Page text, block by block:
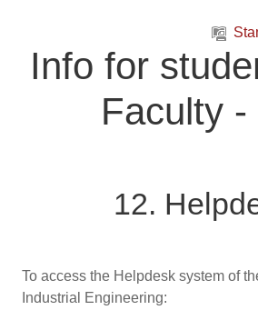
Info for
Faculty -
12.
To access the Helpdesk system of
Industrial Engineering: